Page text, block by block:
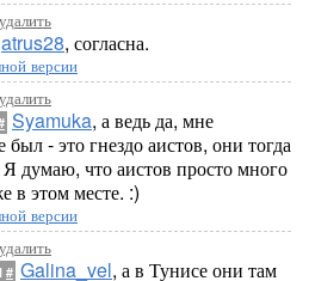
удалить
atrus28, согласна.
версии
удалить
Syamuka, а ведь да, мне
- это гнездо аистов, они тогда
думаю, что аистов просто много
в этом месте. :)
версии
удалить
# Galina_vel, а в Тунисе они там